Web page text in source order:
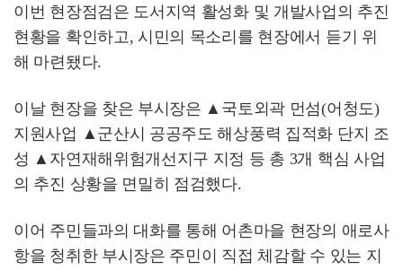
이번 현장점검은 도서지역 활성화 및 개발사업의 추진
현황을 확인하고, 시민의 목소리를 현장에서 듣기 위
해 마련됐다.
이날 현장을 찾은 부시장은 ▲국토외곽 먼섬(어청도)
지원사업 ▲군산시 공공주도 해상풍력 집적화 단지 조
성 ▲자연재해위험개선지구 지정 등 총 3개 핵심 사업
의 추진 상황을 면밀히 점검했다.
이어 주민들과의 대화를 통해 어촌마을 현장의 애로사
항을 청취한 부시장은 주민이 직접 체감할 수 있는 지